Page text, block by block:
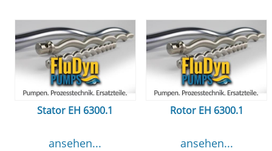
Stator EH 6300.1
ansehen...
Rotor EH 6300.1
ansehen...